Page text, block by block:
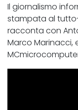
Il giornalismo
stampata al tutto-
racconta con
Marco Marinacci,